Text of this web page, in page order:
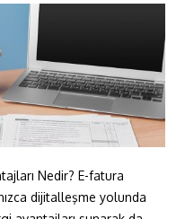
Nedir? E-fatura
dijitalleşme yolunda